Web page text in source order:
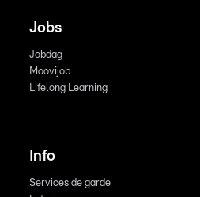
Jobs
Jobdag
Moovijob
Lifelong Learning
Info
Services de garde